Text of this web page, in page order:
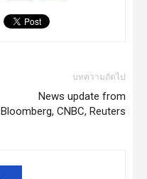
บทความถัดไป
News update from
Bloomberg, CNBC, Reuters